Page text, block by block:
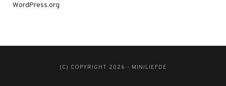
WordPress.org
(C) COPYRIGHT 2026 - MINILIEFDE